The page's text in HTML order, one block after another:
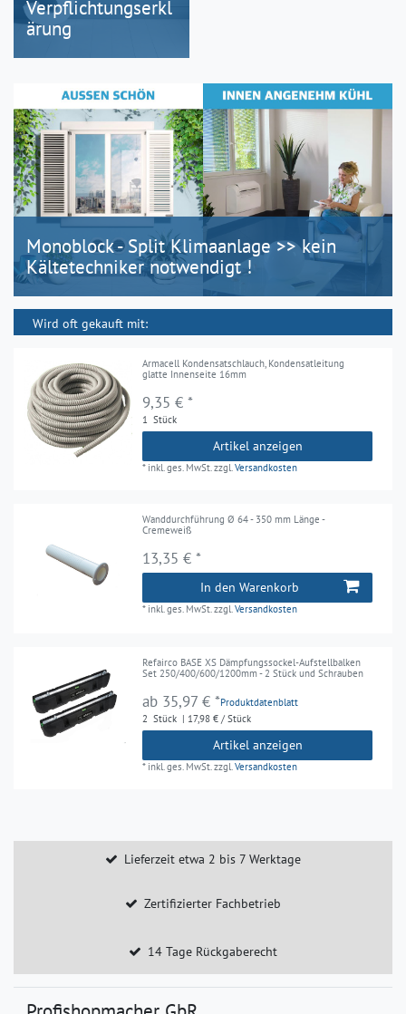
Verpflichtungserkl
ärung
Monoblock - Split Klimaanlage >> kein
Kältetechniker notwendigt !
Wird oft gekauft mit:
Armacell Kondensatschlauch, Kondensatleitung
glatte Innenseite 16mm
9,35 € *
1 Stück
Artikel anzeigen
* inkl. ges. MwSt.zzgl.Versandkosten
Wanddurchführung Ø 64 - 350 mm Länge -
Cremeweiß
13,35 € *
In den Warenkorb
* inkl. ges. MwSt.zzgl.Versandkosten
Refairco BASE XS Dämpfungssockel-Aufstellbalken
Set 250/400/600/1200mm - 2 Stück und Schrauben
Produktdatenblatt
ab 35,97 € *
2 Stück | 17,98 € / Stück
Artikel anzeigen
* inkl. ges. MwSt. zzgl.Versandkosten
Lieferzeit etwa 2 bis 7 Werktage
Zertifizierter Fachbetrieb
14 Tage Rückgaberecht